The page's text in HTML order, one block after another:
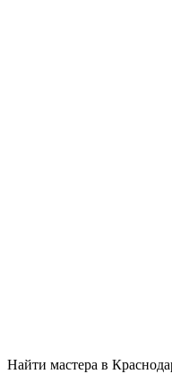
Найти мастера в